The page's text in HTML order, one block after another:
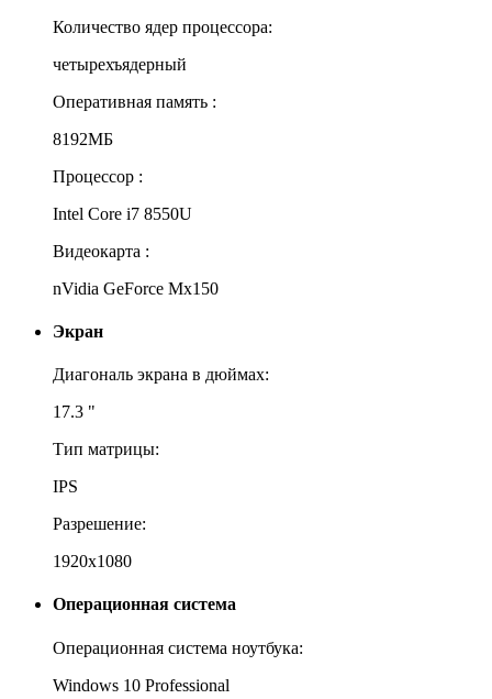
Количество ядер процессора:
четырехъядерный
Оперативная память :
8192МБ
Процессор :
Intel Core i7 8550U
Видеокарта :
nVidia GeForce Mx150
Экран
Диагональ экрана в дюймах:
17.3 "
Тип матрицы:
IPS
Разрешение:
1920x1080
Операционная система
Операционная система ноутбука:
Windows 10 Professional